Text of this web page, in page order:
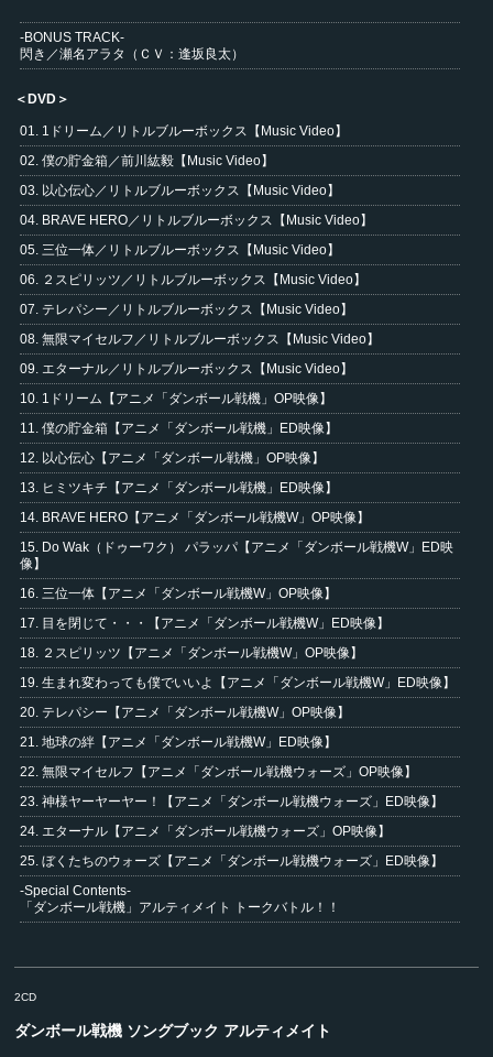
-BONUS TRACK-
閃き／瀬名アラタ（ＣＶ：逢坂良太）
＜DVD＞
01. 1ドリーム／リトルブルーボックス【Music Video】
02. 僕の貯金箱／前川紘毅【Music Video】
03. 以心伝心／リトルブルーボックス【Music Video】
04. BRAVE HERO／リトルブルーボックス【Music Video】
05. 三位一体／リトルブルーボックス【Music Video】
06. ２スピリッツ／リトルブルーボックス【Music Video】
07. テレパシー／リトルブルーボックス【Music Video】
08. 無限マイセルフ／リトルブルーボックス【Music Video】
09. エターナル／リトルブルーボックス【Music Video】
10. 1ドリーム【アニメ「ダンボール戦機」OP映像】
11. 僕の貯金箱【アニメ「ダンボール戦機」ED映像】
12. 以心伝心【アニメ「ダンボール戦機」OP映像】
13. ヒミツキチ【アニメ「ダンボール戦機」ED映像】
14. BRAVE HERO【アニメ「ダンボール戦機W」OP映像】
15. Do Wak（ドゥーワク） パラッパ【アニメ「ダンボール戦機W」ED映
像】
16. 三位一体【アニメ「ダンボール戦機W」OP映像】
17. 目を閉じて・・・【アニメ「ダンボール戦機W」ED映像】
18. ２スピリッツ【アニメ「ダンボール戦機W」OP映像】
19. 生まれ変わっても僕でいいよ【アニメ「ダンボール戦機W」ED映像】
20. テレパシー【アニメ「ダンボール戦機W」OP映像】
21. 地球の絆【アニメ「ダンボール戦機W」ED映像】
22. 無限マイセルフ【アニメ「ダンボール戦機ウォーズ」OP映像】
23. 神様ヤーヤーヤー！【アニメ「ダンボール戦機ウォーズ」ED映像】
24. エターナル【アニメ「ダンボール戦機ウォーズ」OP映像】
25. ぼくたちのウォーズ【アニメ「ダンボール戦機ウォーズ」ED映像】
-Special Contents-
「ダンボール戦機」アルティメイト トークバトル！！
2CD
ダンボール戦機 ソングブック アルティメイト